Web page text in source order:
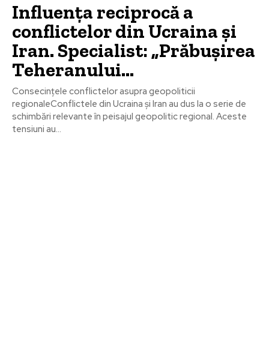
Influența reciprocă a
conflictelor din Ucraina și
Iran. Specialist: „Prăbușirea
Teheranului…
Consecințele conflictelor asupra geopoliticii
regionaleConflictele din Ucraina și Iran au dus la o serie de
schimbări relevante în peisajul geopolitic regional. Aceste
tensiuni au...